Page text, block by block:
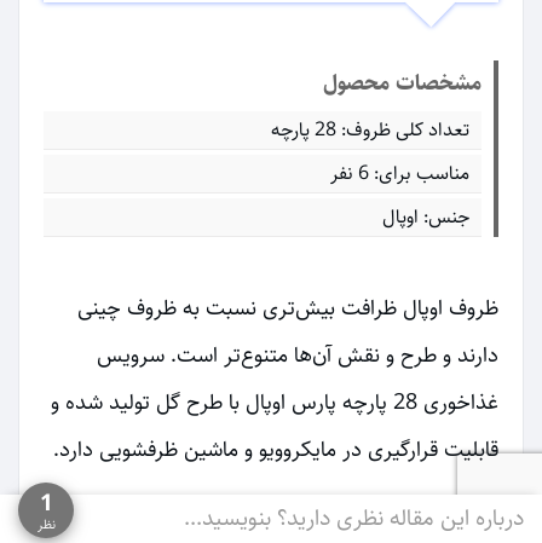
مشخصات محصول
تعداد کلی ظروف: 28 پارچه
مناسب برای: 6 نفر
جنس: اوپال
ظروف اوپال ظرافت بیش‌تری نسبت به ظروف چینی
دارند و طرح و نقش آن‌ها متنوع‌‌تر است. سرویس
غذاخوری 28 پارچه پارس اوپال با طرح گل تولید شده و
قابلیت قرارگیری در مایکروویو و ماشین ظرفشویی دارد.
این سرویس مجموعه کاملی از کاسه، ظرف سالاد،
درباره این مقاله نظری دارید؟ بنویسید... 1
نظر